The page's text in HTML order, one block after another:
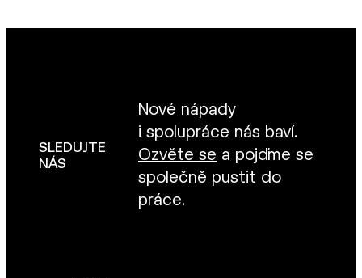
SLEDUJTE
NÁS
Nové nápady
i spolupráce nás baví.
Ozvěte se a pojďme se
společně pustit do
práce.